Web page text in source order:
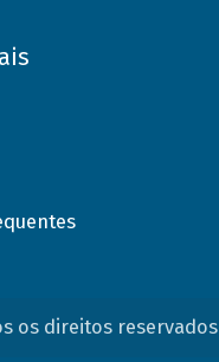
os direitos reservados